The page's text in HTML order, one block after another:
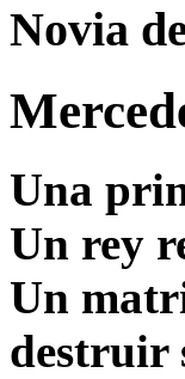
Novia
Una
Un rey
Un
destruir